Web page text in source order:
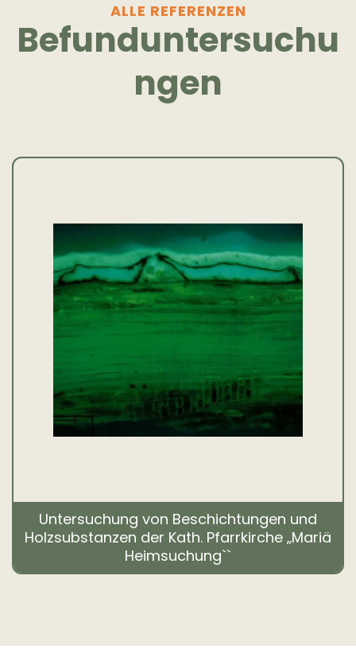
ALLE REFERENZEN
Befunduntersuchu
ngen
Untersuchung von Beschichtungen und
Holzsubstanzen der Kath. Pfarrkirche „Mariä
Heimsuchung``